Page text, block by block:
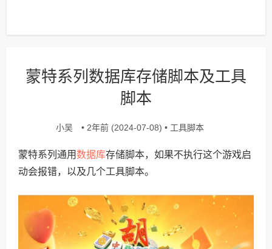
蒙特系列数据库存储脚本及工具
脚本
小吴 • 2年前 (2024-07-08) • 工具脚本
蒙特系列通用数据库存储脚本，如果不执行这个游戏启
动会报错，以及几个工具脚本。